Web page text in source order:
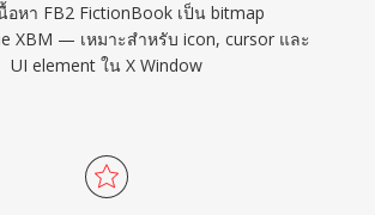
อหา FB2 FictionBook เป็น bitmap
XBM — เหมาะสำหรับ icon, cursor และ
UI element ใน X Window